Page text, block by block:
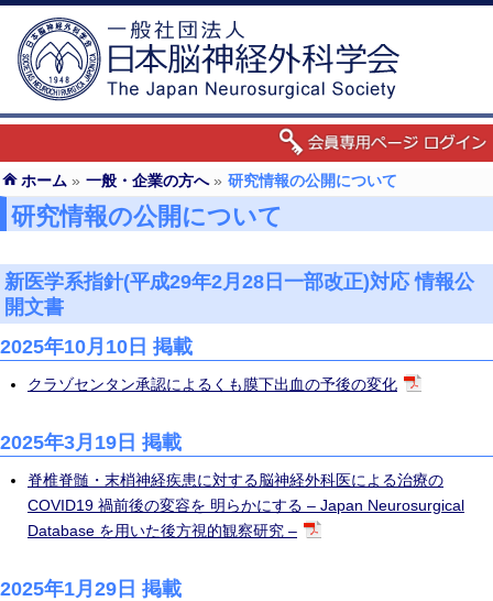
ホーム » 一般・企業の方へ» 研究情報の公開について
研究情報の公開について
新医学系指針(平成29年2月28日一部改正)対応 情報公
開文書
2025年10月10日 掲載
クラゾセンタン承認によるくも膜下出血の予後の変化
2025年3月19日 掲載
脊椎脊髄・末梢神経疾患に対する脳神経外科医による治療の
COVID19 禍前後の変容を 明らかにする – Japan Neurosurgical
Database を用いた後方視的観察研究 –
2025年1月29日 掲載